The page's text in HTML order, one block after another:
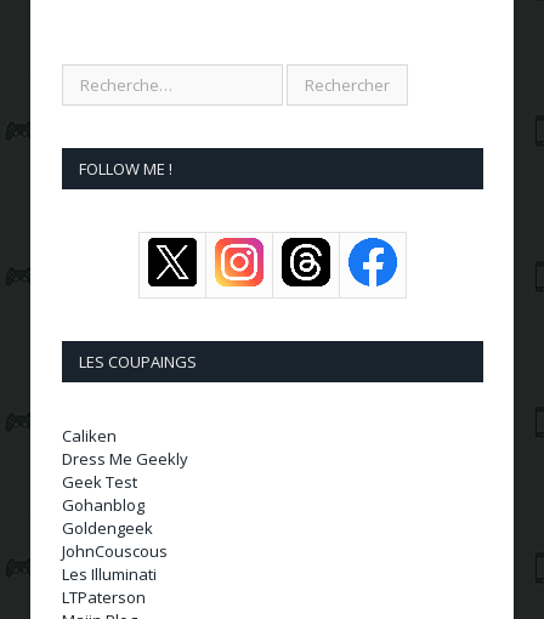
FOLLOW ME !
LES COUPAINGS
Caliken
Dress Me Geekly
Geek Test
Gohanblog
Goldengeek
JohnCouscous
Les Illuminati
LTPaterson